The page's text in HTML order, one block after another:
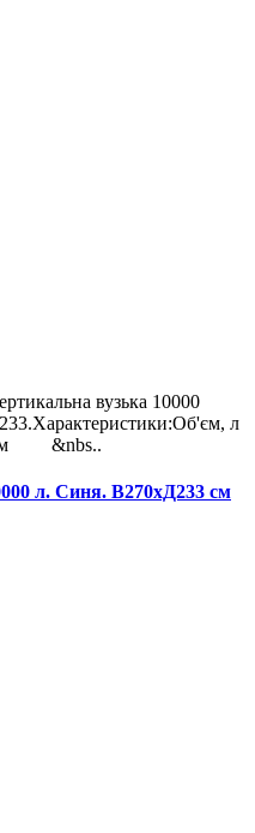
вузька 10000
233.Характеристики:Об'єм, л
&nbs..
л. Синя. В270хД233 см